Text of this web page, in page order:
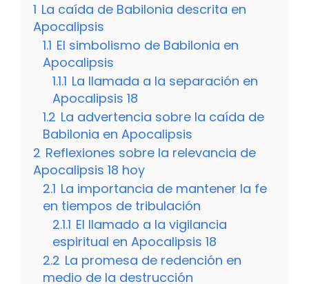
1 La caída de Babilonia descrita en
Apocalipsis
1.1 El simbolismo de Babilonia en
Apocalipsis
1.1.1 La llamada a la separación en
Apocalipsis 18
1.2 La advertencia sobre la caída de
Babilonia en Apocalipsis
2 Reflexiones sobre la relevancia de
Apocalipsis 18 hoy
2.1 La importancia de mantener la fe
en tiempos de tribulación
2.1.1 El llamado a la vigilancia
espiritual en Apocalipsis 18
2.2 La promesa de redención en
medio de la destrucción